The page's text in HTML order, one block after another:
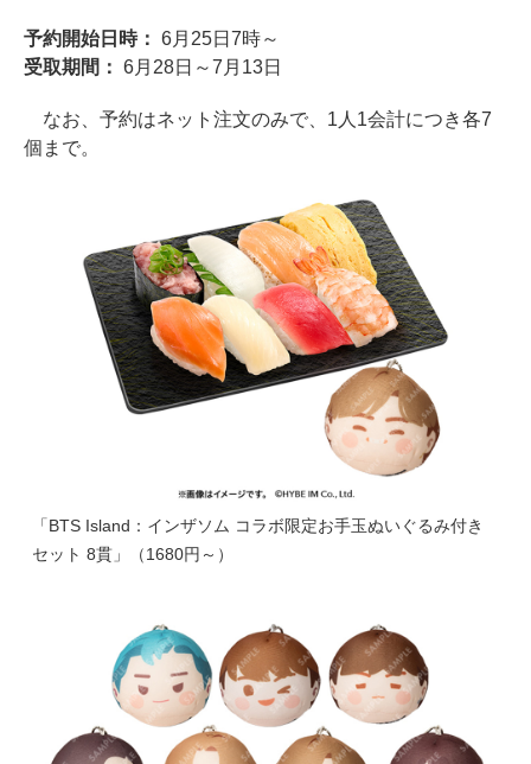
予約開始日時： 6月25日7時～
受取期間： 6月28日～7月13日
なお、予約はネット注文のみで、1人1会計につき各7
個まで。
「BTS Island：インザソム コラボ限定お手玉ぬいぐるみ付き
セット 8貫」（1680円～）